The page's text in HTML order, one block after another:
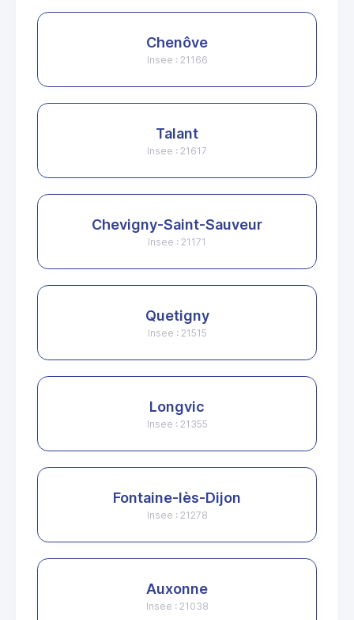
Chenôve
Insee : 21166
Talant
Insee : 21617
Chevigny-Saint-Sauveur
Insee : 21171
Quetigny
Insee : 21515
Longvic
Insee : 21355
Fontaine-lès-Dijon
Insee : 21278
Auxonne
Insee : 21038